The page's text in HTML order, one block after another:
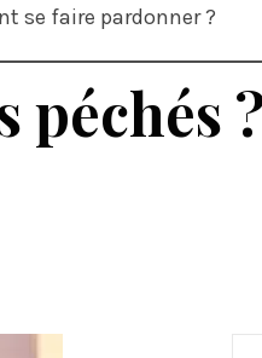
se faire pardonner ?